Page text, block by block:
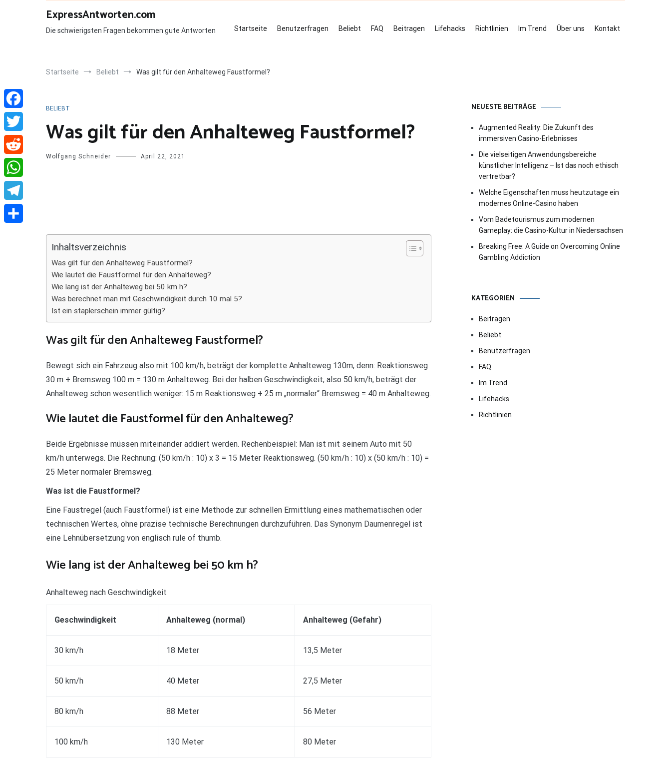
ExpressAntworten.com
Die schwierigsten Fragen bekommen gute Antworten Startseite Benutzerfragen Beliebt FAQ Beitragen Lifehacks Richtlinien Im Trend Über uns Kontakt
Startseite Beliebt Was gilt für den Anhalteweg Faustformel?
BELIEBT
Was gilt für den Anhalteweg Faustformel?
Wolfgang Schneider April 22, 2021
Inhaltsverzeichnis
Was gilt für den Anhalteweg Faustformel?
Wie lautet die Faustformel für den Anhalteweg?
Wie lang ist der Anhalteweg bei 50 km h?
Was berechnet man mit Geschwindigkeit durch 10 mal 5?
Ist ein staplerschein immer gültig?
Was gilt für den Anhalteweg Faustformel?
Bewegt sich ein Fahrzeug also mit 100 km/h, beträgt der komplette Anhalteweg 130m, denn: Reaktionsweg
30 m + Bremsweg 100 m = 130 m Anhalteweg. Bei der halben Geschwindigkeit, also 50 km/h, beträgt der
Anhalteweg schon wesentlich weniger: 15 m Reaktionsweg + 25 m „normaler“ Bremsweg = 40 m Anhalteweg.
Wie lautet die Faustformel für den Anhalteweg?
Beide Ergebnisse müssen miteinander addiert werden. Rechenbeispiel: Man ist mit seinem Auto mit 50
km/h unterwegs. Die Rechnung: (50 km/h : 10) x 3 = 15 Meter Reaktionsweg. (50 km/h : 10) x (50 km/h : 10) =
25 Meter normaler Bremsweg.
Was ist die Faustformel?
Eine Faustregel (auch Faustformel) ist eine Methode zur schnellen Ermittlung eines mathematischen oder
technischen Wertes, ohne präzise technische Berechnungen durchzuführen. Das Synonym Daumenregel ist
eine Lehnübersetzung von englisch rule of thumb.
Wie lang ist der Anhalteweg bei 50 km h?
Anhalteweg nach Geschwindigkeit
Geschwindigkeit Anhalteweg (normal) Anhalteweg (Gefahr)
30 km/h 18 Meter 13,5 Meter
50 km/h 40 Meter 27,5 Meter
80 km/h 88 Meter 56 Meter
100 km/h 130 Meter 80 Meter
NEUESTE BEITRÄGE
Augmented Reality: Die Zukunft des
immersiven Casino-Erlebnisses
Die vielseitigen Anwendungsbereiche
künstlicher Intelligenz – Ist das noch ethisch
vertretbar?
Welche Eigenschaften muss heutzutage ein
modernes Online-Casino haben
Vom Badetourismus zum modernen
Gameplay: die Casino-Kultur in Niedersachsen
Breaking Free: A Guide on Overcoming Online
Gambling Addiction
KATEGORIEN
Beitragen
Beliebt
Benutzerfragen
FAQ
Im Trend
Lifehacks
Richtlinien
Facebook
Twitter
Reddit
WhatsApp
Telegram